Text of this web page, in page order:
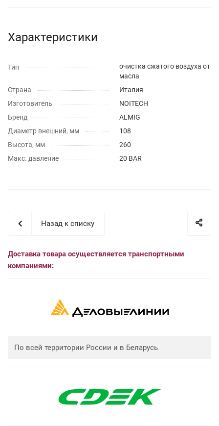
Характеристики
Тип
очистка сжатого воздуха от
масла
Страна
Италия
Изготовитель
NOITECH
Бренд
ALMIG
Диаметр внешний, мм
108
Высота, мм
260
Макс. давление
20 BAR
Назад к списку
Доставка товара осуществляется транспортными
компаниями:
По всей территории России и в Беларусь